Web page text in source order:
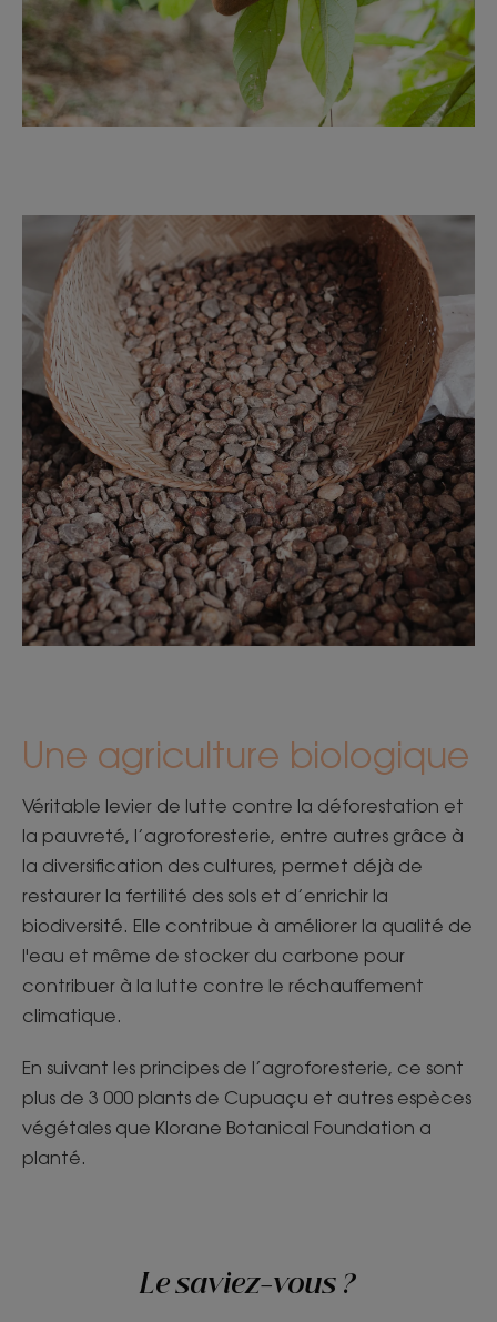
Une agriculture biologique
Véritable levier de lutte contre la déforestation et
la pauvreté, l’agroforesterie, entre autres grâce à
la diversification des cultures, permet déjà de
restaurer la fertilité des sols et d’enrichir la
biodiversité. Elle contribue à améliorer la qualité de
l'eau et même de stocker du carbone pour
contribuer à la lutte contre le réchauffement
climatique.
En suivant les principes de l’agroforesterie, ce sont
plus de 3 000 plants de Cupuaçu et autres espèces
végétales que Klorane Botanical Foundation a
planté.
Le saviez-vous ?